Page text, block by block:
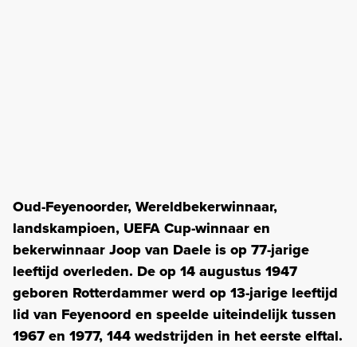
Oud-Feyenoorder, Wereldbekerwinnaar,
landskampioen, UEFA Cup-winnaar en
bekerwinnaar Joop van Daele is op 77-jarige
leeftijd overleden. De op 14 augustus 1947
geboren Rotterdammer werd op 13-jarige leeftijd
lid van Feyenoord en speelde uiteindelijk tussen
1967 en 1977, 144 wedstrijden in het eerste elftal.